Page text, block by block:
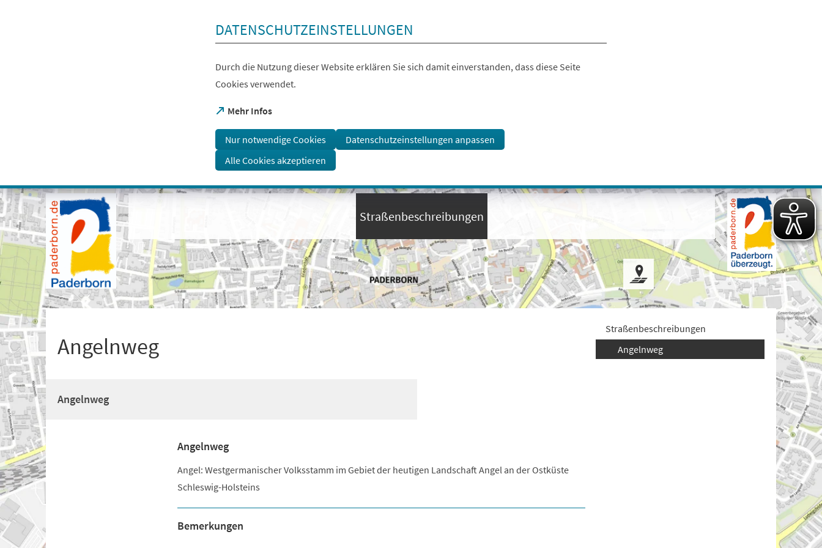
Visuelle
Assistenzsoftware
öffnen.
Mit
der
Tastatur
erreichbar
über
+
DATENSCHUTZEINSTELLUNGEN
Durch die Nutzung dieser Website erklären Sie sich damit einverstanden, dass diese Seite
Cookies verwendet.
Mehr Infos
(Öffnet
einem
neuen
Tab)
Nur notwendige Cookies
Datenschutzeinstellungen anpassen
Alle Cookies akzeptieren
Straßenbeschreibungen
Angelnweg
Angelnweg
Angelnweg
Angel: Westgermanischer Volksstamm im Gebiet der heutigen Landschaft Angel an der Ostküste
Schleswig-Holsteins
Bemerkungen
Straßenbeschreibungen
Angelnweg